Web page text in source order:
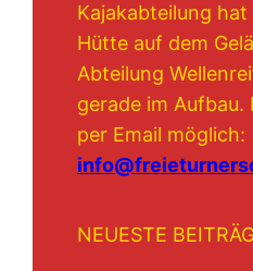
Kajakabteilung hat
Hütte auf dem
Abteilung
gerade im
per Email möglich:
NEUESTE